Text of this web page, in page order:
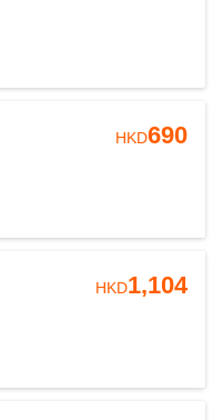
HKD690
HKD1,104